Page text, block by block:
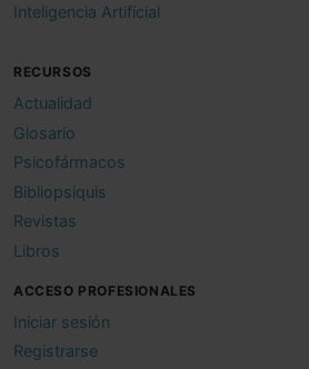
Inteligencia Artificial
RECURSOS
Actualidad
Glosario
Psicofármacos
Bibliopsiquis
Revistas
Libros
ACCESO PROFESIONALES
Iniciar sesión
Registrarse